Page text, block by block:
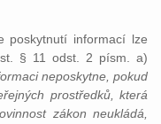
poskytnutí informací lze
§ 11 odst. 2 písm. a)
neposkytne, pokud
prostředků, která
zákon neukládá,